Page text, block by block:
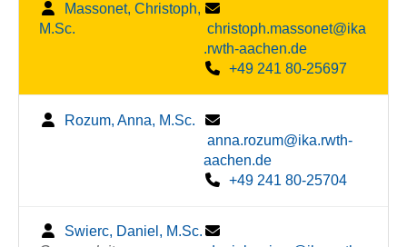
Massonet, Christoph,
M.Sc.
christoph.massonet@ika
.rwth-aachen.de
+49 241 80-25697
Rozum, Anna, M.Sc.
anna.rozum@ika.rwth-
aachen.de
+49 241 80-25704
Swierc, Daniel, M.Sc.